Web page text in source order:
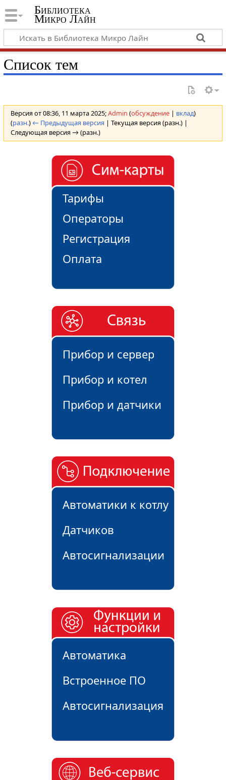
Библиотека
Микро Лайн
Список тем
Версия от 08:36, 11 марта 2025;Admin (обсуждение| вклад)
(разн.) ← Предыдущая версия | Текущая версия (разн.) |
Следующая версия → (разн.)
Тарифы
Операторы
Регистрация
Оплата
Прибор и сервер
Прибор и котел
Прибор и датчики
Автоматики к котлу
Датчиков
Автосигнализации
Автоматика
Встроенное ПО
Автосигнализация